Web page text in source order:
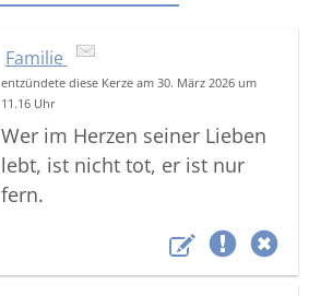
Familie
entzündete diese Kerze am 30. März 2026 um
11.16 Uhr
Wer im Herzen seiner Lieben
lebt, ist nicht tot, er ist nur
fern.